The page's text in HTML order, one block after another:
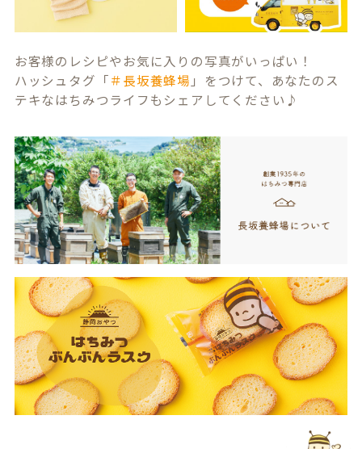
お客様のレシピやお気に入りの写真がいっぱい！
ハッシュタグ「＃長坂養蜂場 」をつけて、あなたのス
テキなはちみつライフもシェアしてください♪